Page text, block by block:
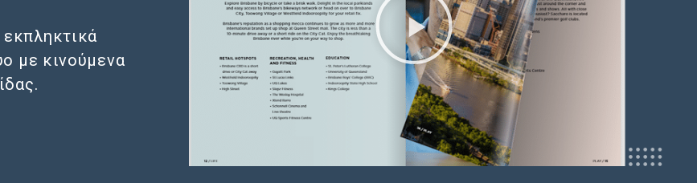
με κινούμενα